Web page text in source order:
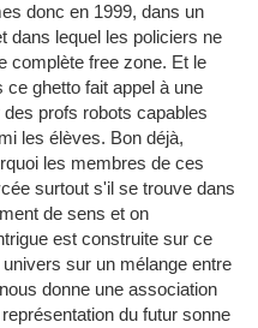
donc en 1999, dans un
dans lequel les policiers ne
complète free zone. Et le
ghetto fait appel à une
profs robots capables
les élèves. Bon déjà,
les membres de ces
surtout s'il se trouve dans
de sens et on
est construite sur ce
sur un mélange entre
donne une association
du futur sonne